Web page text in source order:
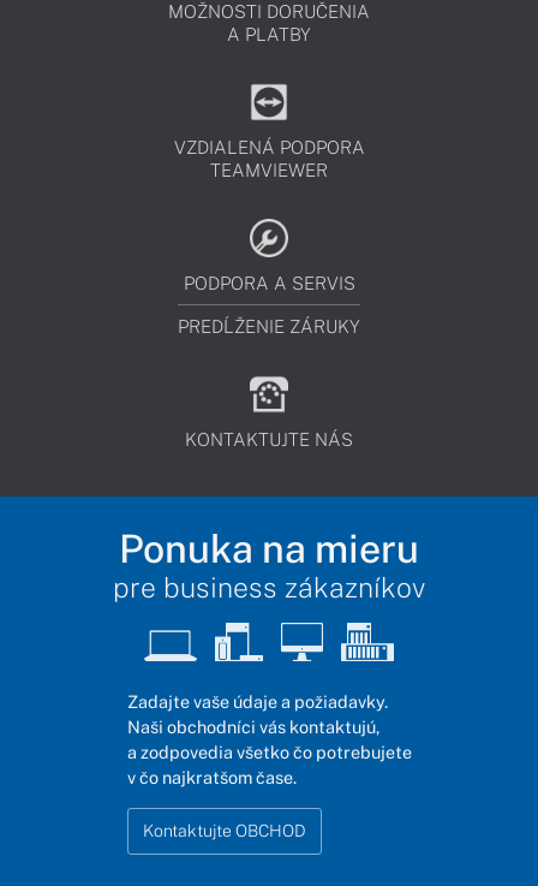
MOŽNOSTI DORUČENIA
A PLATBY
VZDIALENÁ PODPORA
TEAMVIEWER
PODPORA A SERVIS
PREDĹŽENIE ZÁRUKY
KONTAKTUJTE NÁS
Ponuka na mieru
pre business zákazníkov
Zadajte vaše údaje a požiadavky.
Naši obchodníci vás kontaktujú,
a zodpovedia všetko čo potrebujete
v čo najkratšom čase.
Kontaktujte OBCHOD